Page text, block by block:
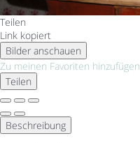
Teilen
Link kopiert
Bilder anschauen
Zu meinen Favoriten hinzufügen
Teilen
Beschreibung